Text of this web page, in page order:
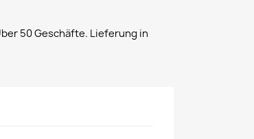
50 Geschäfte. Lieferung in